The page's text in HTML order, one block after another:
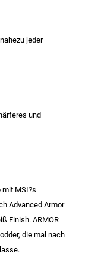
jeder
und
mit MSI?s
Advanced Armor
Finish. ARMOR
die mal nach